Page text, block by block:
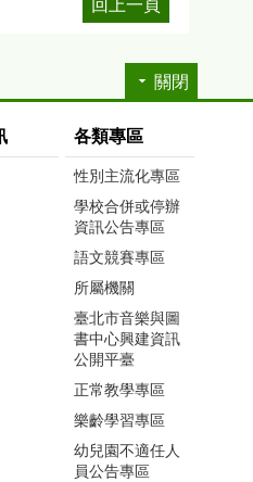
回上一頁
關閉
各類專區
性別主流化專區
學校合併或停辦
資訊公告專區
語文競賽專區
所屬機關
臺北市音樂與圖
書中心興建資訊
公開平臺
正常教學專區
樂齡學習專區
幼兒園不適任人
員公告專區